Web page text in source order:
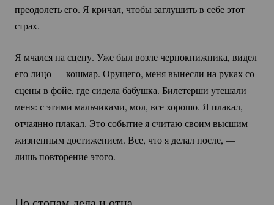
преодолеть его. Я кричал, чтобы заглушить в себе этот
страх.
Я мчался на сцену. Уже был возле чернокнижника, видел
его лицо — кошмар. Орущего, меня вынесли на руках со
сцены в фойе, где сидела бабушка. Билетерши утешали
меня: с этими мальчиками, мол, все хорошо. Я плакал,
отчаянно плакал. Это событие я считаю своим высшим
жизненным достижением. Все, что я делал после, —
лишь повторение этого.